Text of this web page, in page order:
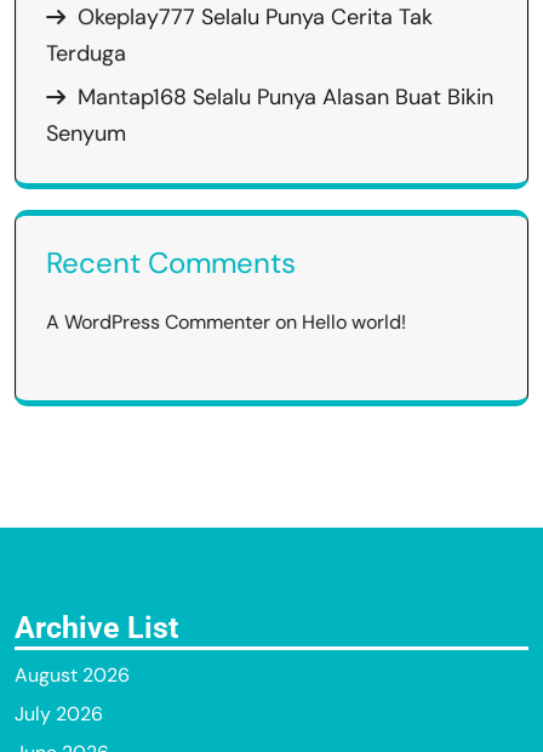
Okeplay777 Selalu Punya Cerita Tak
Terduga
Mantap168 Selalu Punya Alasan Buat Bikin
Senyum
Recent Comments
A WordPress Commenteron Hello world!
Archive List
August 2026
July 2026